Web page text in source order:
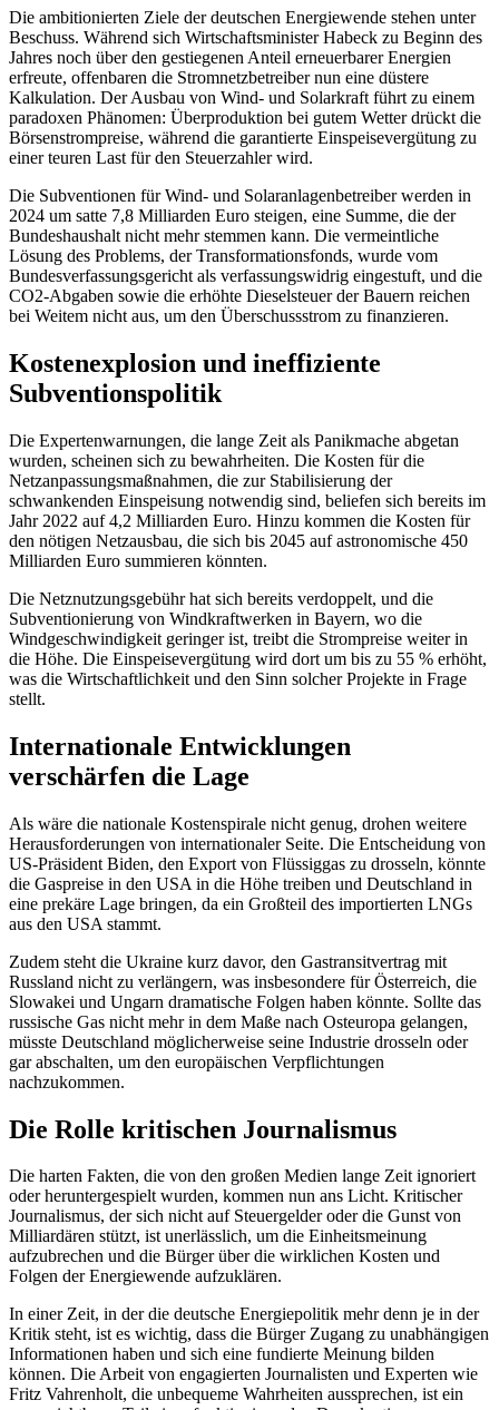
Die ambitionierten Ziele der deutschen Energiewende stehen unter
Beschuss. Während sich Wirtschaftsminister Habeck zu Beginn des
Jahres noch über den gestiegenen Anteil erneuerbarer Energien
erfreute, offenbaren die Stromnetzbetreiber nun eine düstere
Kalkulation. Der Ausbau von Wind- und Solarkraft führt zu einem
paradoxen Phänomen: Überproduktion bei gutem Wetter drückt die
Börsenstrompreise, während die garantierte Einspeisevergütung zu
einer teuren Last für den Steuerzahler wird.
Die Subventionen für Wind- und Solaranlagenbetreiber werden in
2024 um satte 7,8 Milliarden Euro steigen, eine Summe, die der
Bundeshaushalt nicht mehr stemmen kann. Die vermeintliche
Lösung des Problems, der Transformationsfonds, wurde vom
Bundesverfassungsgericht als verfassungswidrig eingestuft, und die
CO2-Abgaben sowie die erhöhte Dieselsteuer der Bauern reichen
bei Weitem nicht aus, um den Überschussstrom zu finanzieren.
Kostenexplosion und ineffiziente
Subventionspolitik
Die Expertenwarnungen, die lange Zeit als Panikmache abgetan
wurden, scheinen sich zu bewahrheiten. Die Kosten für die
Netzanpassungsmaßnahmen, die zur Stabilisierung der
schwankenden Einspeisung notwendig sind, beliefen sich bereits im
Jahr 2022 auf 4,2 Milliarden Euro. Hinzu kommen die Kosten für
den nötigen Netzausbau, die sich bis 2045 auf astronomische 450
Milliarden Euro summieren könnten.
Die Netznutzungsgebühr hat sich bereits verdoppelt, und die
Subventionierung von Windkraftwerken in Bayern, wo die
Windgeschwindigkeit geringer ist, treibt die Strompreise weiter in
die Höhe. Die Einspeisevergütung wird dort um bis zu 55 % erhöht,
was die Wirtschaftlichkeit und den Sinn solcher Projekte in Frage
stellt.
Internationale Entwicklungen
verschärfen die Lage
Als wäre die nationale Kostenspirale nicht genug, drohen weitere
Herausforderungen von internationaler Seite. Die Entscheidung von
US-Präsident Biden, den Export von Flüssiggas zu drosseln, könnte
die Gaspreise in den USA in die Höhe treiben und Deutschland in
eine prekäre Lage bringen, da ein Großteil des importierten LNGs
aus den USA stammt.
Zudem steht die Ukraine kurz davor, den Gastransitvertrag mit
Russland nicht zu verlängern, was insbesondere für Österreich, die
Slowakei und Ungarn dramatische Folgen haben könnte. Sollte das
russische Gas nicht mehr in dem Maße nach Osteuropa gelangen,
müsste Deutschland möglicherweise seine Industrie drosseln oder
gar abschalten, um den europäischen Verpflichtungen
nachzukommen.
Die Rolle kritischen Journalismus
Die harten Fakten, die von den großen Medien lange Zeit ignoriert
oder heruntergespielt wurden, kommen nun ans Licht. Kritischer
Journalismus, der sich nicht auf Steuergelder oder die Gunst von
Milliardären stützt, ist unerlässlich, um die Einheitsmeinung
aufzubrechen und die Bürger über die wirklichen Kosten und
Folgen der Energiewende aufzuklären.
In einer Zeit, in der die deutsche Energiepolitik mehr denn je in der
Kritik steht, ist es wichtig, dass die Bürger Zugang zu unabhängigen
Informationen haben und sich eine fundierte Meinung bilden
können. Die Arbeit von engagierten Journalisten und Experten wie
Fritz Vahrenholt, die unbequeme Wahrheiten aussprechen, ist ein